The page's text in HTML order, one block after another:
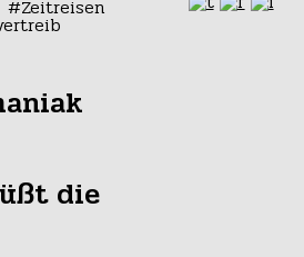
Zeitreisen
die